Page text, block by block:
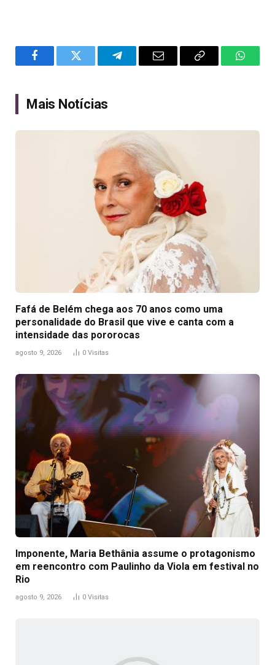
FacebookTwitter TelegramEmail
Copy
Mais Notícias
Fafá de Belém chega aos 70 anos como uma
personalidade do Brasil que vive e canta com a
intensidade das pororocas
agosto 9, 2026 0 Visitas
Imponente, Maria Bethânia assume o protagonismo
em reencontro com Paulinho da Viola em festival no
Rio
agosto 9, 2026 0 Visitas